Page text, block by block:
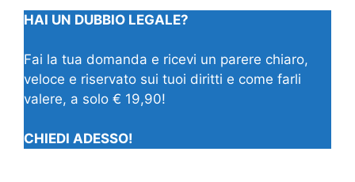
HAI UN DUBBIO LEGALE?
Fai la tua domanda e ricevi un parere chiaro,
veloce e riservato sui tuoi diritti e come farli
valere, a solo € 19,90!
CHIEDI ADESSO!